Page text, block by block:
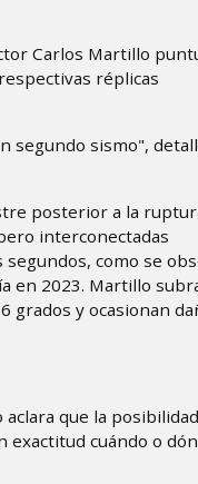
Carlos Martillo
réplicas
segundo sismo",
posterior a la
interconectadas
como se
en 2023. Martillo
grados y ocasionan
que la
exactitud cuándo o